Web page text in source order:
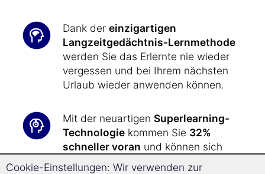
Dank der einzigartigen
Langzeitgedächtnis-Lernmethode
werden Sie das Erlernte nie wieder
vergessen und bei Ihrem nächsten
Urlaub wieder anwenden können.
Mit der neuartigen Superlearning-
Technologie kommen Sie 32%
schneller voran und können sich
besser konzentrieren.
Cookie-Einstellungen: Wir verwenden zur